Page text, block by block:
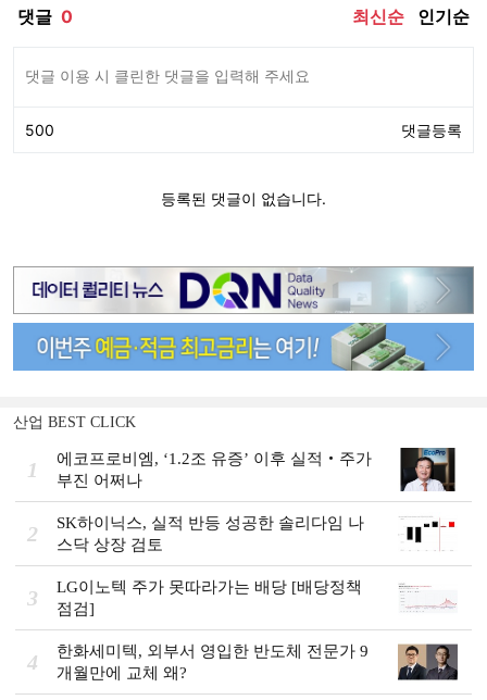
산업 BEST CLICK
1
에코프로비엠, ‘1.2조 유증’ 이후 실적‧주가
부진 어쩌나
2
SK하이닉스, 실적 반등 성공한 솔리다임 나
스닥 상장 검토
3
LG이노텍 주가 못따라가는 배당 [배당정책
점검]
4
한화세미텍, 외부서 영입한 반도체 전문가 9
개월만에 교체 왜?